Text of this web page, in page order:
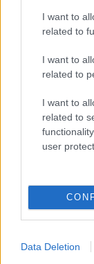
I want to
related to
I want to
related to
I want to
related to
user
Data Deletion
aveva
ulteriore
momento è
spazio a
non è più
Nicolaporro.it
cliccare quiper